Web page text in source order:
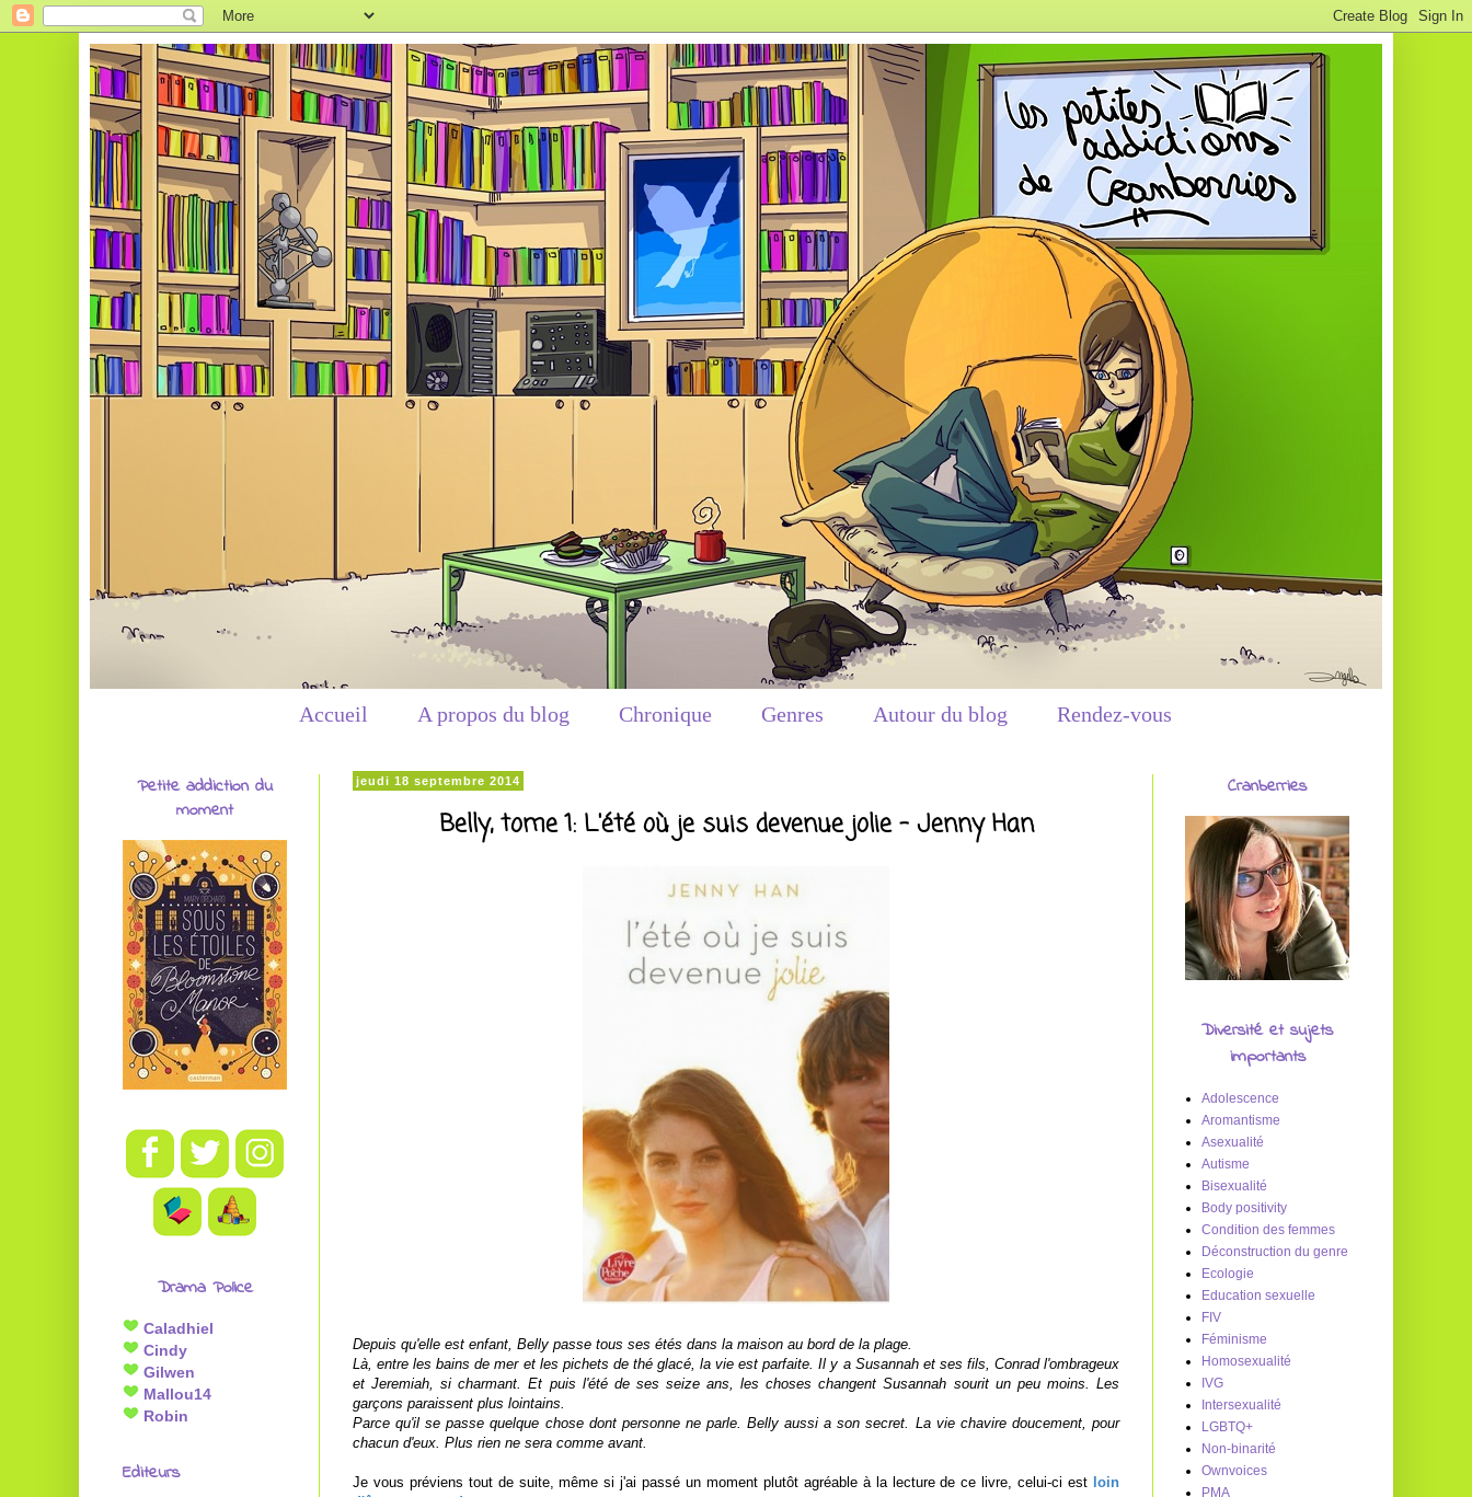
Accueil A propos du blog Chronique Genres Autour du blog Rendez-vous
jeudi 18 septembre 2014
Belly, tome 1: L'été où je suis devenue jolie - Jenny Han
Depuis qu'elle est enfant, Belly passe tous ses étés dans la maison au bord de la plage.
Là, entre les bains de mer et les pichets de thé glacé, la vie est parfaite. Il y a Susannah et ses fils, Conrad l'ombrageux
et Jeremiah, si charmant. Et puis l'été de ses seize ans, les choses changent Susannah sourit un peu moins. Les
garçons paraissent plus lointains.
Parce qu'il se passe quelque chose dont personne ne parle. Belly aussi a son secret. La vie chavire doucement, pour
chacun d'eux. Plus rien ne sera comme avant.
Je vous préviens tout de suite, même si j'ai passé un moment plutôt agréable à la lecture de ce livre, celui-ci est loin
Petite addiction du
moment
Drama Police
Caladhiel
Cindy
Gilwen
Mallou14
Robin
Editeurs
Cranberries
Diversité et sujets
importants
Adolescence
Aromantisme
Asexualité
Autisme
Bisexualité
Body positivity
Condition des femmes
Déconstruction du genre
Ecologie
Education sexuelle
FIV
Féminisme
Homosexualité
IVG
Intersexualité
LGBTQ+
Non-binarité
Ownvoices
PMA